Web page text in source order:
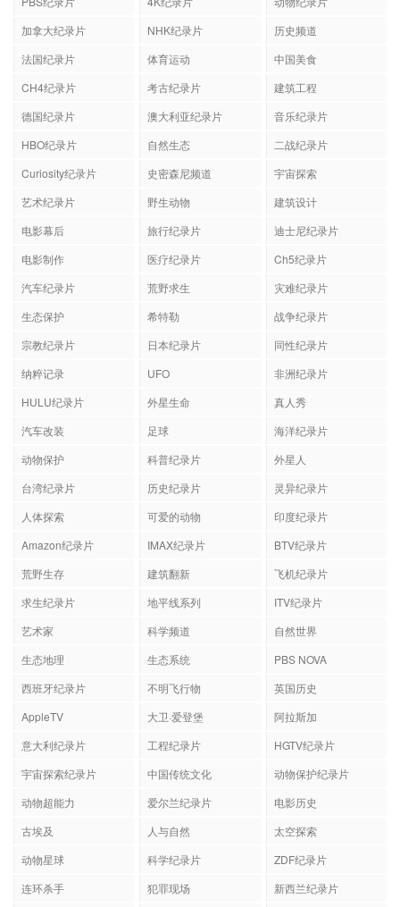
加拿大纪录片
NHK纪录片
历史频道
法国纪录片
体育运动
中国美食
CH4纪录片
考古纪录片
建筑工程
德国纪录片
澳大利亚纪录片
音乐纪录片
HBO纪录片
自然生态
二战纪录片
Curiosity纪录片
史密森尼频道
宇宙探索
艺术纪录片
野生动物
建筑设计
电影幕后
旅行纪录片
迪士尼纪录片
电影制作
医疗纪录片
Ch5纪录片
汽车纪录片
荒野求生
灾难纪录片
生态保护
希特勒
战争纪录片
宗教纪录片
日本纪录片
同性纪录片
纳粹记录
UFO
非洲纪录片
HULU纪录片
外星生命
真人秀
汽车改装
足球
海洋纪录片
动物保护
科普纪录片
外星人
台湾纪录片
历史纪录片
灵异纪录片
人体探索
可爱的动物
印度纪录片
Amazon纪录片
IMAX纪录片
BTV纪录片
荒野生存
建筑翻新
飞机纪录片
求生纪录片
地平线系列
ITV纪录片
艺术家
科学频道
自然世界
生态地理
生态系统
PBS NOVA
西班牙纪录片
不明飞行物
英国历史
AppleTV
大卫·爱登堡
阿拉斯加
意大利纪录片
工程纪录片
HGTV纪录片
宇宙探索纪录片
中国传统文化
动物保护纪录片
动物超能力
爱尔兰纪录片
电影历史
古埃及
人与自然
太空探索
动物星球
科学纪录片
ZDF纪录片
连环杀手
犯罪现场
新西兰纪录片